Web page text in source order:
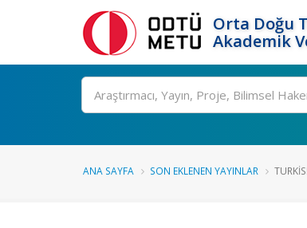
Orta Doğu
Akademik
Ara
ANA SAYFA SON EKLENEN YAYINLAR